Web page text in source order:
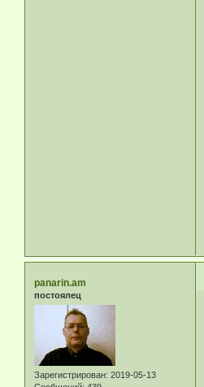
panarin.am
постоялец
Зарегистрирован: 2019-05-13